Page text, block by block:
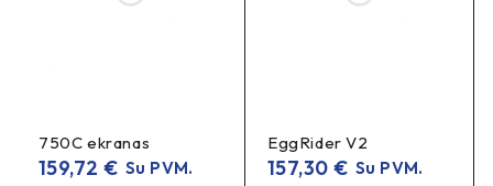
750C ekranas
159,72 € Su PVM.
EggRider V2
157,30 € Su PVM.